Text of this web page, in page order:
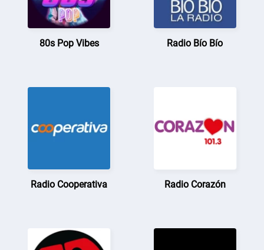
80s Pop Vibes Radio Bío Bío
Radio Cooperativa Radio Corazón